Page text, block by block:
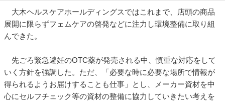
大木ヘルスケアホールディングスではこれまで、店頭の商品
展開に限らずフェムケアの啓発などに注力し環境整備に取り組
んできた。
先ごろ緊急避妊のOTC薬が発売される中、慎重な対応をして
いく方針を強調した。ただ、「必要な時に必要な場所で情報が
得られるようお届けすることも仕事」とし、メーカー資材を中
心にセルフチェック等の資材の整備に協力していきたい考えを